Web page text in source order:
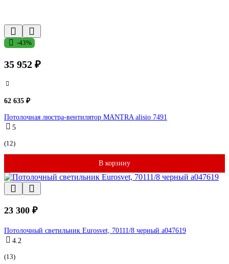
-43%
35 952 ₽
62 635 ₽
Потолочная люстра-вентилятор MANTRA alisio 7491
5
(12)
В корзину
23 300 ₽
Потолочный светильник Eurosvet, 70111/8 черный a047619
4.2
(13)